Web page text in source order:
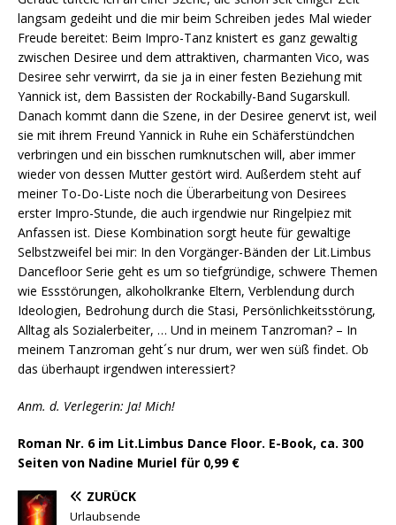
langsam gedeiht und die mir beim Schreiben jedes Mal wieder
Freude bereitet: Beim Impro-Tanz knistert es ganz gewaltig
zwischen Desiree und dem attraktiven, charmanten Vico, was
Desiree sehr verwirrt, da sie ja in einer festen Beziehung mit
Yannick ist, dem Bassisten der Rockabilly-Band Sugarskull.
Danach kommt dann die Szene, in der Desiree genervt ist, weil
sie mit ihrem Freund Yannick in Ruhe ein Schäferstündchen
verbringen und ein bisschen rumknutschen will, aber immer
wieder von dessen Mutter gestört wird. Außerdem steht auf
meiner To-Do-Liste noch die Überarbeitung von Desirees
erster Impro-Stunde, die auch irgendwie nur Ringelpiez mit
Anfassen ist. Diese Kombination sorgt heute für gewaltige
Selbstzweifel bei mir: In den Vorgänger-Bänden der Lit.Limbus
Dancefloor Serie geht es um so tiefgründige, schwere Themen
wie Essstörungen, alkoholkranke Eltern, Verblendung durch
Ideologien, Bedrohung durch die Stasi, Persönlichkeitsstörung,
Alltag als Sozialerbeiter, … Und in meinem Tanzroman? – In
meinem Tanzroman geht´s nur drum, wer wen süß findet. Ob
das überhaupt irgendwen interessiert?
Anm. d. Verlegerin: Ja! Mich!
Roman Nr. 6 im Lit.Limbus Dance Floor. E-Book, ca. 300
Seiten von Nadine Muriel für 0,99 €
ZURÜCK
Urlaubsende